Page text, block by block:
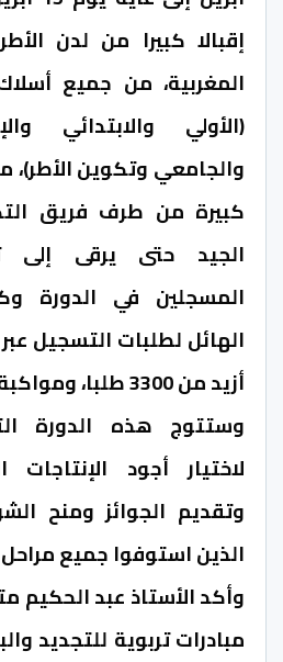
إقبالا كبيرا من لدن الأطر
المغربية، من جميع
(الأولي والابتدائي
والجامعي وتكوين
كبيرة من طرف فريق
الجيد حتى يرقى إلى
المسجلين في الدورة
الهائل لطلبات التسجيل عبر
أزيد من 3300 طلبا، ومواكبة تكوينهم.
وستتوج هذه الدورة
لاختيار أجود الإنتاجات
وتقديم الجوائز ومنح
الذين استوفوا جميع
وأكد الأستاذ عبد
مبادرات تربوية للتجديد